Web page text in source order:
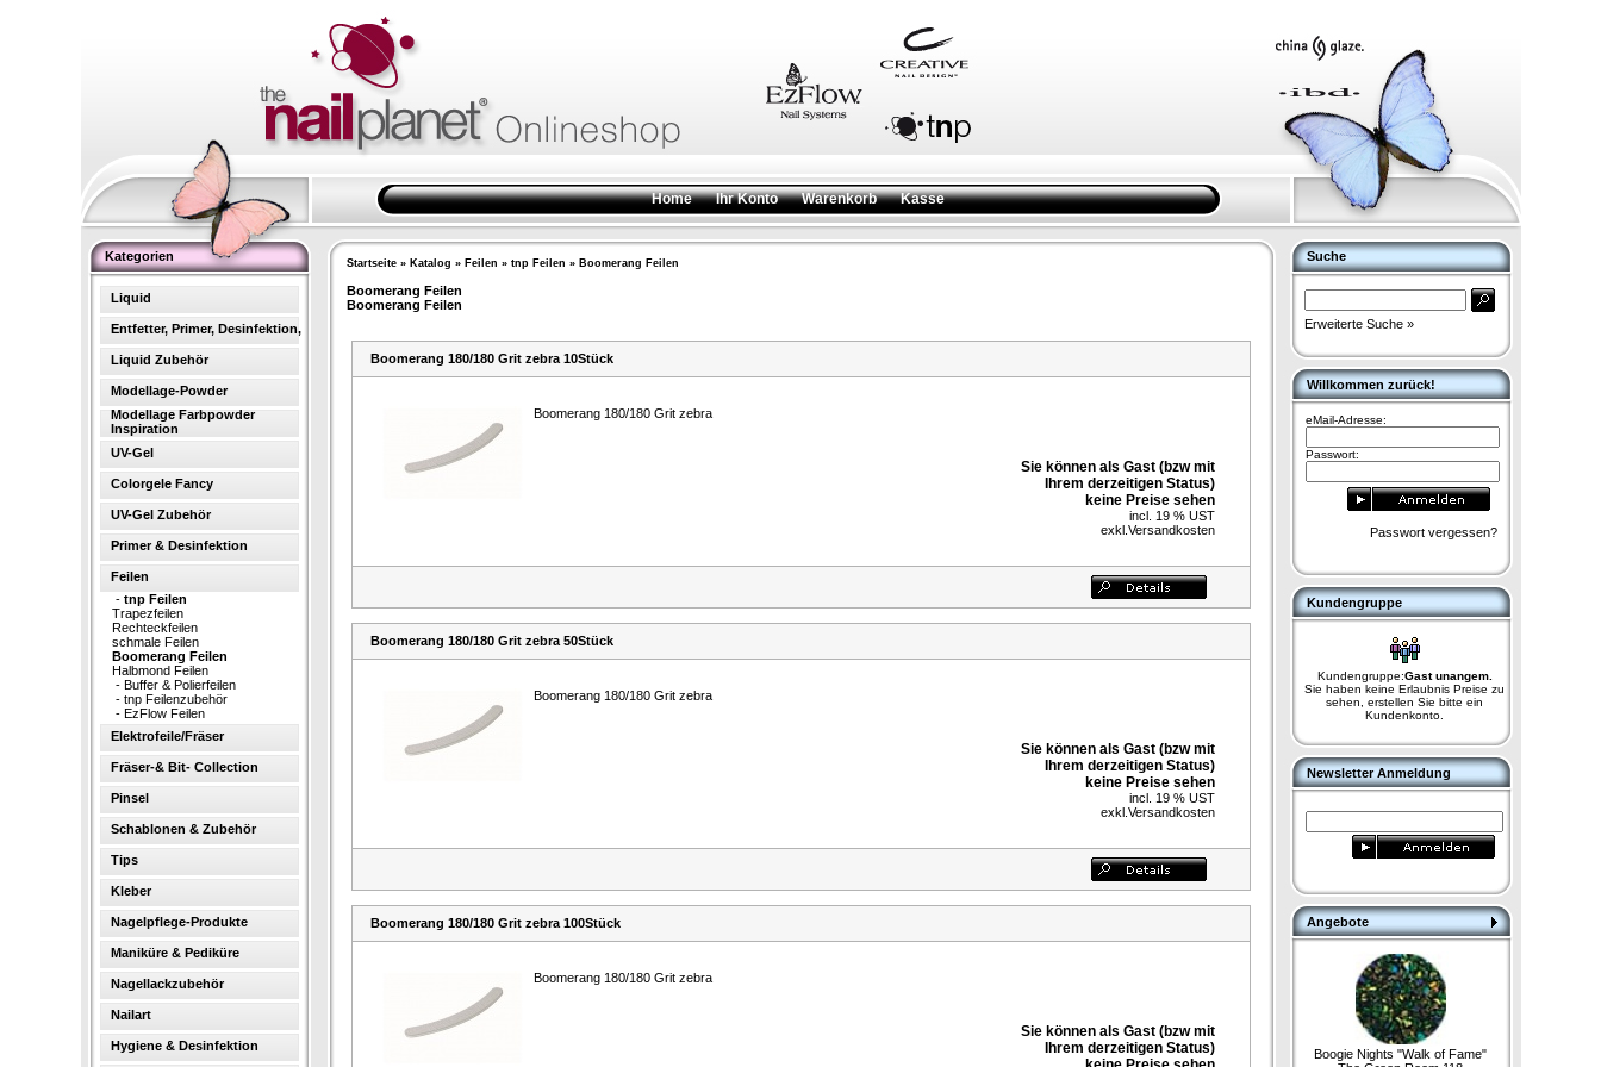
Home Ihr Konto Warenkorb Kasse
Kategorien
Liquid
Entfetter, Primer, Desinfektion,
Liquid Zubehör
Modellage-Powder
Modellage Farbpowder
Inspiration
UV-Gel
Colorgele Fancy
UV-Gel Zubehör
Primer & Desinfektion
Feilen
- tnp Feilen
Trapezfeilen
Rechteckfeilen
schmale Feilen
Boomerang Feilen
Halbmond Feilen
- Buffer & Polierfeilen
- tnp Feilenzubehör
- EzFlow Feilen
Elektrofeile/Fräser
Fräser-& Bit- Collection
Pinsel
Schablonen & Zubehör
Tips
Kleber
Nagelpflege-Produkte
Maniküre & Pediküre
Nagellackzubehör
Nailart
Hygiene & Desinfektion
Startseite» Katalog » Feilen » tnp Feilen » Boomerang Feilen
Boomerang Feilen
Boomerang Feilen
Boomerang 180/180 Grit zebra 10Stück
Boomerang 180/180 Grit zebra
Sie können als Gast (bzw mit
Ihrem derzeitigen Status)
keine Preise sehen
incl. 19 % UST
exkl. Versandkosten
Boomerang 180/180 Grit zebra 50Stück
Boomerang 180/180 Grit zebra
Sie können als Gast (bzw mit
Ihrem derzeitigen Status)
keine Preise sehen
incl. 19 % UST
exkl. Versandkosten
Boomerang 180/180 Grit zebra 100Stück
Boomerang 180/180 Grit zebra
Sie können als Gast (bzw mit
Ihrem derzeitigen Status)
Suche
Erweiterte Suche »
Willkommen zurück!
eMail-Adresse:
Passwort:
Passwort vergessen?
Kundengruppe
Kundengruppe:Gast unangem.
Sie haben keine Erlaubnis Preise zu
sehen, erstellen Sie bitte ein
Kundenkonto.
Newsletter Anmeldung
Angebote
Boogie Nights "Walk of Fame"